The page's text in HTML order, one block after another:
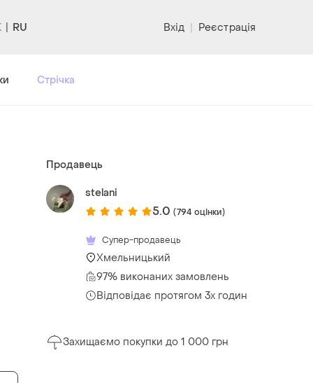
RU Вхід | Реєстрація
Стрічка
Продавець
stelani
5.0 (794 оцінки)
Супер-продавець
Хмельницький
97% виконаних замовлень
Відповідає протягом 3х годин
Захищаємо покупки до 1 000 грн